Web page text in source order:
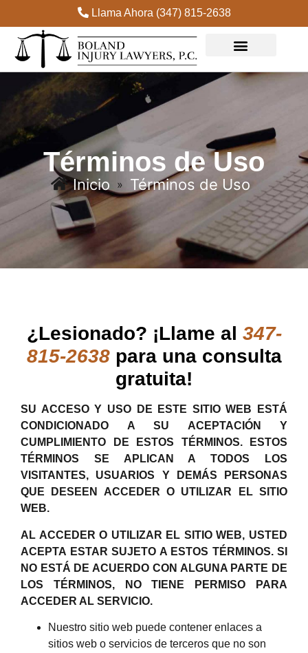
Llama Ahora (347) 815-2638
Términos de Uso
Inicio » Términos de Uso
¿Lesionado? ¡Llame al 347-
815-2638para una consulta
gratuita!
SU ACCESO Y USO DE ESTE SITIO WEB ESTÁ
CONDICIONADO A SU ACEPTACIÓN Y
CUMPLIMIENTO DE ESTOS TÉRMINOS. ESTOS
TÉRMINOS SE APLICAN A TODOS LOS
VISITANTES, USUARIOS Y DEMÁS PERSONAS
QUE DESEEN ACCEDER O UTILIZAR EL SITIO
WEB.
AL ACCEDER O UTILIZAR EL SITIO WEB, USTED
ACEPTA ESTAR SUJETO A ESTOS TÉRMINOS. SI
NO ESTÁ DE ACUERDO CON ALGUNA PARTE DE
LOS TÉRMINOS, NO TIENE PERMISO PARA
ACCEDER AL SERVICIO.
Nuestro sitio web puede contener enlaces a
sitios web o servicios de terceros que no son